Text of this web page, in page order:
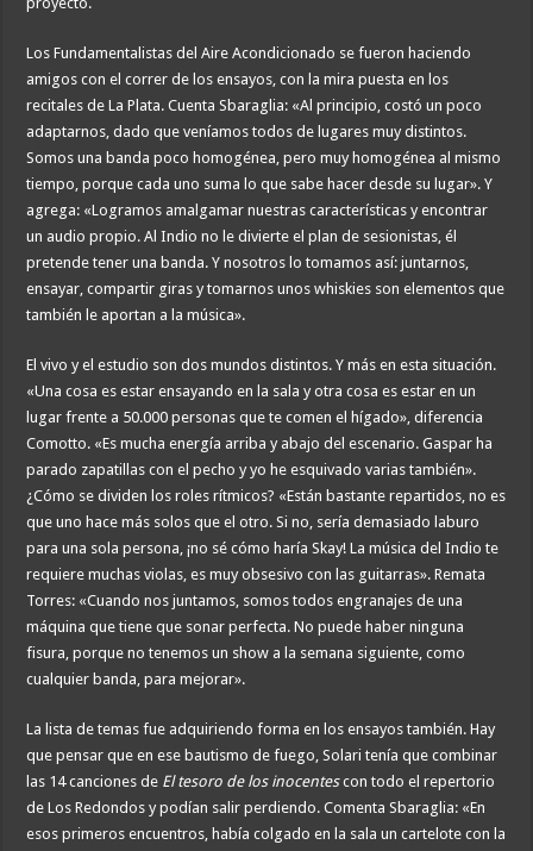
Los Fundamentalistas del Aire Acondicionado se fueron haciendo
amigos con el correr de los ensayos, con la mira puesta en los
recitales de La Plata. Cuenta Sbaraglia: «Al principio, costó un poco
adaptarnos, dado que veníamos todos de lugares muy distintos.
Somos una banda poco homogénea, pero muy homogénea al mismo
tiempo, porque cada uno suma lo que sabe hacer desde su lugar». Y
agrega: «Logramos amalgamar nuestras características y encontrar
un audio propio. Al Indio no le divierte el plan de sesionistas, él
pretende tener una banda. Y nosotros lo tomamos así: juntarnos,
ensayar, compartir giras y tomarnos unos whiskies son elementos que
también le aportan a la música».
El vivo y el estudio son dos mundos distintos. Y más en esta situación.
«Una cosa es estar ensayando en la sala y otra cosa es estar en un
lugar frente a 50.000 personas que te comen el hígado», diferencia
Comotto. «Es mucha energía arriba y abajo del escenario. Gaspar ha
parado zapatillas con el pecho y yo he esquivado varias también».
¿Cómo se dividen los roles rítmicos? «Están bastante repartidos, no es
que uno hace más solos que el otro. Si no, sería demasiado laburo
para una sola persona, ¡no sé cómo haría Skay! La música del Indio te
requiere muchas violas, es muy obsesivo con las guitarras». Remata
Torres: «Cuando nos juntamos, somos todos engranajes de una
máquina que tiene que sonar perfecta. No puede haber ninguna
fisura, porque no tenemos un show a la semana siguiente, como
cualquier banda, para mejorar».
La lista de temas fue adquiriendo forma en los ensayos también. Hay
que pensar que en ese bautismo de fuego, Solari tenía que combinar
las 14 canciones de El tesoro de los inocentescon todo el repertorio
de Los Redondos y podían salir perdiendo. Comenta Sbaraglia: «En
esos primeros encuentros, había colgado en la sala un cartelote con la